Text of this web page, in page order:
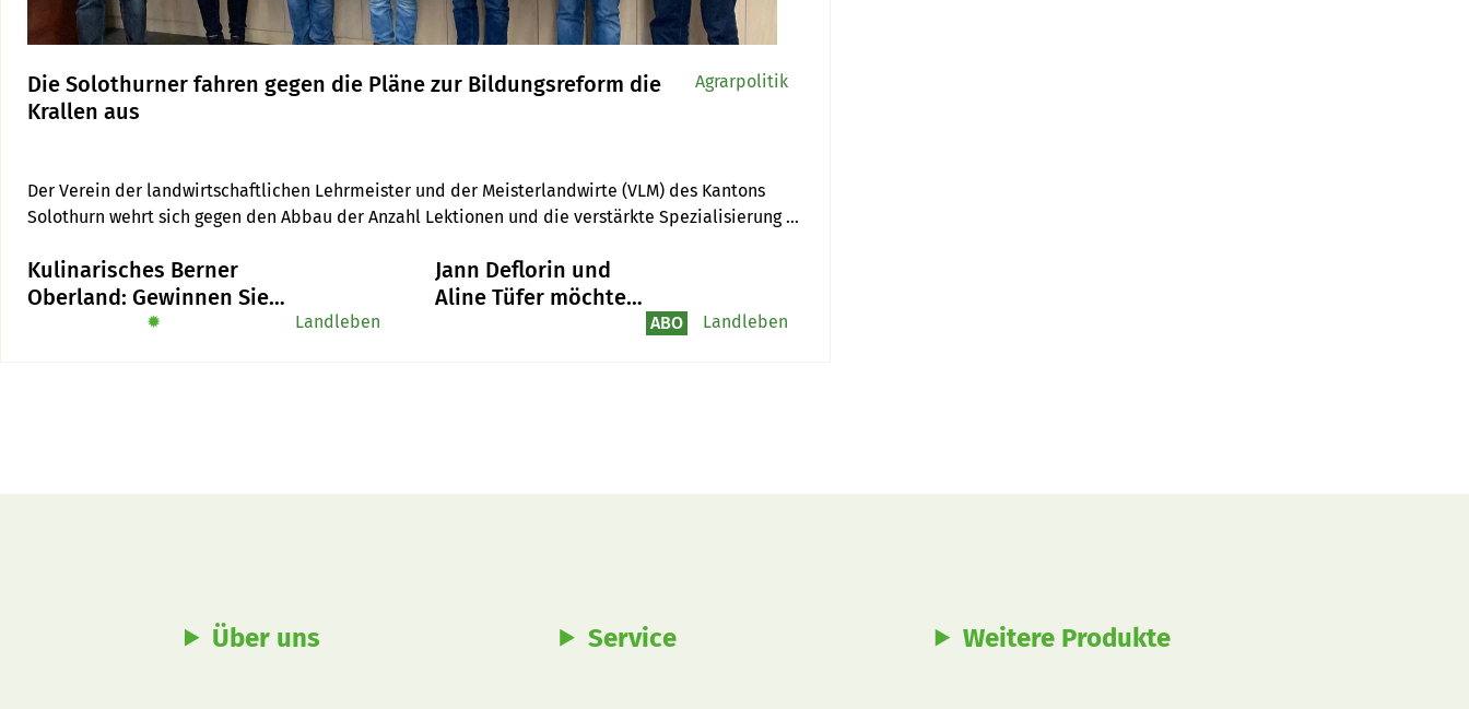
Die Solothurner fahren gegen die Pläne zur Bildungsreform die
Krallen aus
Der Verein der landwirtschaftlichen Lehrmeister und der Meisterlandwirte (VLM) des Kantons
Solothurn wehrt sich gegen den Abbau der Anzahl Lektionen und die verstärkte Spezialisierung in
Agrarpolitik
Kulinarisches Berner
Oberland: Gewinnen Sie
das Buch «Alpe-Chuchi»
✹ Landleben
Jann Deflorin und
Aline Tüfer möchten
ABO Landleben
Über uns Service Weitere Produkte